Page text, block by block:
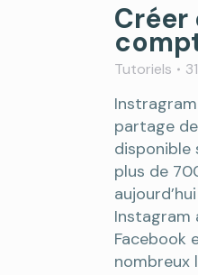
Tutoriels
partage
disponible
plus de
Instagram
Facebook
nombreux